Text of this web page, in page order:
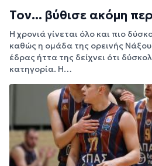
Τον... βύθισε ακόμη
Η χρονιά γίνεται όλο και πιο
καθώς η ομάδα της ορεινής Νάξου
έδρας ήττα της δείχνει ότι
κατηγορία. Η…